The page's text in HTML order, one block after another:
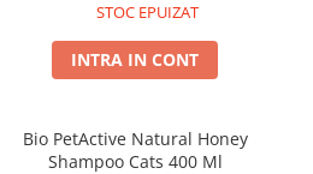
Caini si Pisici 125 Ml
STOC EPUIZAT
INTRA IN CONT
Bio PetActive Natural Honey
Shampoo Cats 400 Ml